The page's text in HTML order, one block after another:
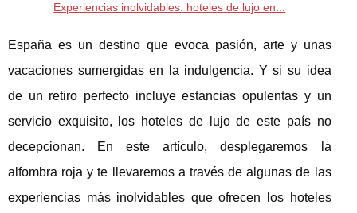
Experiencias inolvidables: hoteles de lujo en...
España es un destino que evoca pasión, arte y unas
vacaciones sumergidas en la indulgencia. Y si su idea
de un retiro perfecto incluye estancias opulentas y un
servicio exquisito, los hoteles de lujo de este país no
decepcionan. En este artículo, desplegaremos la
alfombra roja y te llevaremos a través de algunas de las
experiencias más inolvidables que ofrecen los hoteles